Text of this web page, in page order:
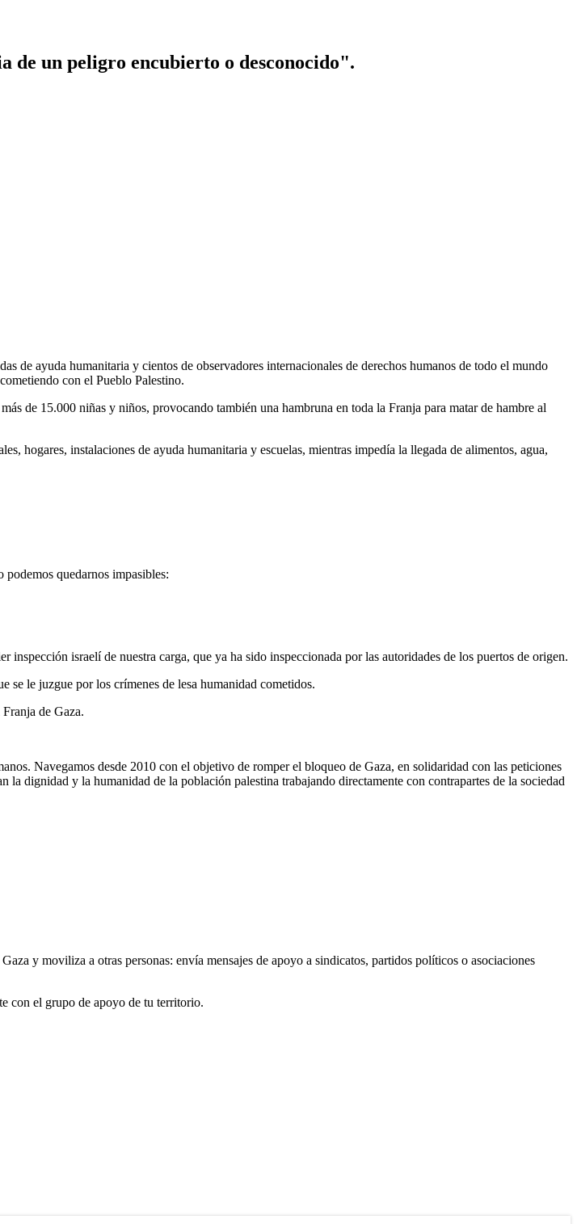
de un peligro encubierto o desconocido".
de ayuda humanitaria y cientos de observadores internacionales de derechos humanos de todo el mundo
con el Pueblo Palestino.
de 15.000 niñas y niños, provocando también una hambruna en toda la Franja para matar de hambre al
hogares, instalaciones de ayuda humanitaria y escuelas, mientras impedía la llegada de alimentos, agua,
quedarnos impasibles:
israelí de nuestra carga, que ya ha sido inspeccionada por las autoridades de los puertos de origen.
se le juzgue por los crímenes de lesa humanidad cometidos.
de Gaza.
Navegamos desde 2010 con el objetivo de romper el bloqueo de Gaza, en solidaridad con las peticiones
dignidad y la humanidad de la población palestina trabajando directamente con contrapartes de la sociedad
y moviliza a otras personas: envía mensajes de apoyo a sindicatos, partidos políticos o asociaciones
con el grupo de apoyo de tu territorio.